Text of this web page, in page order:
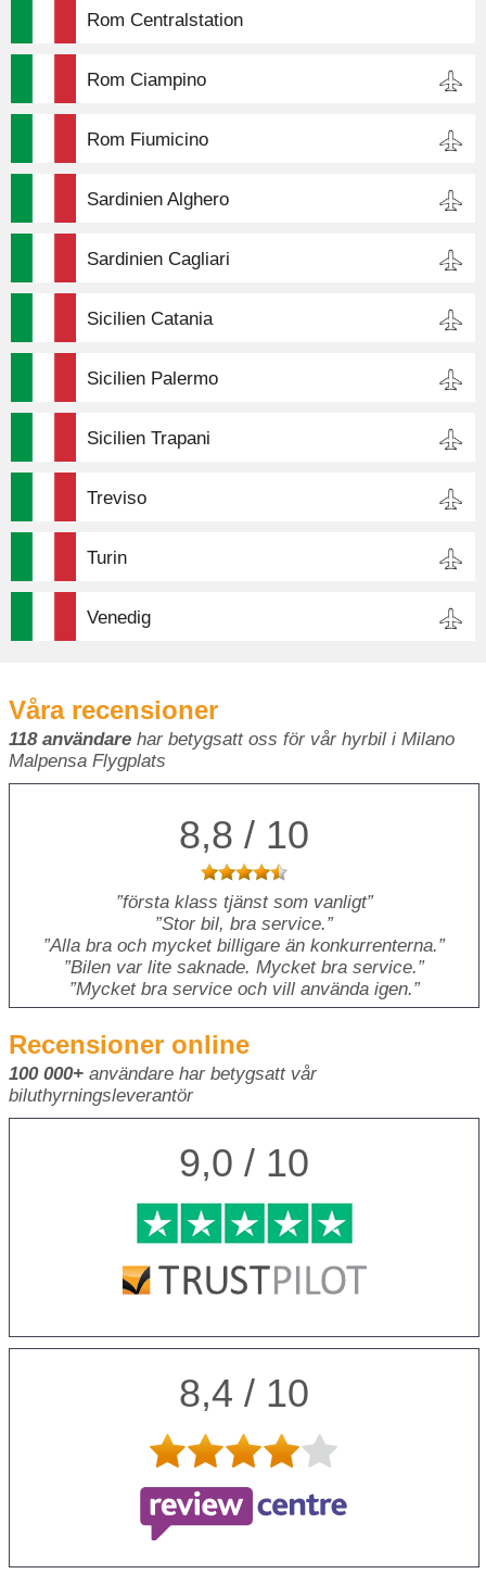
Rom Centralstation
Rom Ciampino
Rom Fiumicino
Sardinien Alghero
Sardinien Cagliari
Sicilien Catania
Sicilien Palermo
Sicilien Trapani
Treviso
Turin
Venedig
Våra recensioner
118 användare har betygsatt oss för vår hyrbil i Milano
Malpensa Flygplats
8,8 / 10
första klass tjänst som vanligt
Stor bil, bra service.
Alla bra och mycket billigare än konkurrenterna.
Bilen var lite saknade. Mycket bra service.
Mycket bra service och vill använda igen.
Recensioner online
100 000+ användare har betygsatt vår
biluthyrningsleverantör
9,0 / 10
8,4 / 10